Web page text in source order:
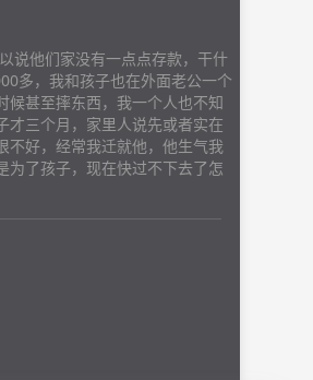
说他们家没有一点点存款，干什
多，我和孩子也在外面老公一个
候甚至摔东西，我一个人也不知
才三个月，家里人说先或者实在
不好，经常我迁就他，他生气我
为了孩子，现在快过不下去了怎